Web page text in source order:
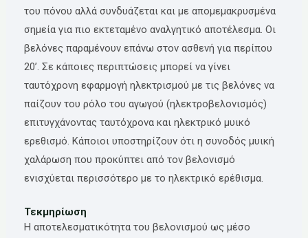
του πόνου αλλά συνδυάζεται και με απομεμακρυσμένα
σημεία για πιο εκτεταμένο αναλγητικό αποτέλεσμα. Οι
βελόνες παραμένουν επάνω στον ασθενή για περίπου
20’. Σε κάποιες περιπτώσεις μπορεί να γίνει
ταυτόχρονη εφαρμογή ηλεκτρισμού με τις βελόνες να
παίζουν του ρόλο του αγωγού (ηλεκτροβελονισμός)
επιτυγχάνοντας ταυτόχρονα και ηλεκτρικό μυικό
ερεθισμό. Κάποιοι υποστηρίζουν ότι η συνοδός μυική
χαλάρωση που προκύπτει από τον βελονισμό
ενισχύεται περισσότερο με το ηλεκτρικό ερέθισμα.
Τεκμηρίωση
Η αποτελεσματικότητα του βελονισμού ως μέσο